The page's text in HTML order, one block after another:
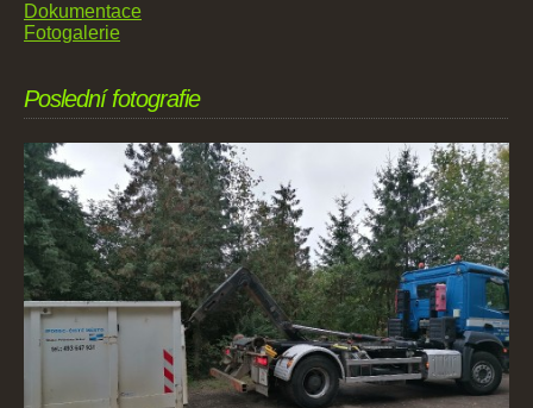
Dokumentace
Fotogalerie
Poslední fotografie